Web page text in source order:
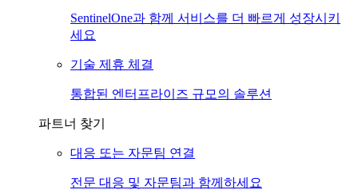
SentinelOne과 함께 서비스를 더 빠르게 성장시키
세요
기술 제휴 체결
통합된 엔터프라이즈 규모의 솔루션
파트너 찾기
대응 또는 자문팀 연결
전문 대응 및 자문팀과 함께하세요